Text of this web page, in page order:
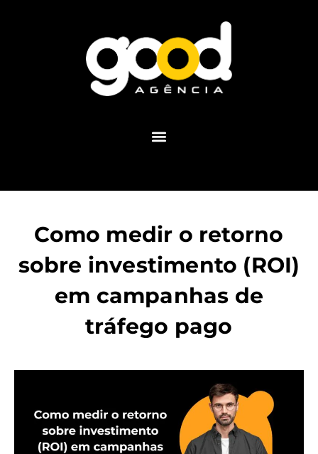
Como medir o retorno
sobre investimento (ROI)
em campanhas de
tráfego pago